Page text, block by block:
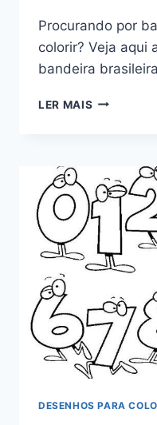
Procurando por
colorir? Veja aqui
bandeira
LER MAIS BANDEIRA
COLORIR
DESENHOS PARA